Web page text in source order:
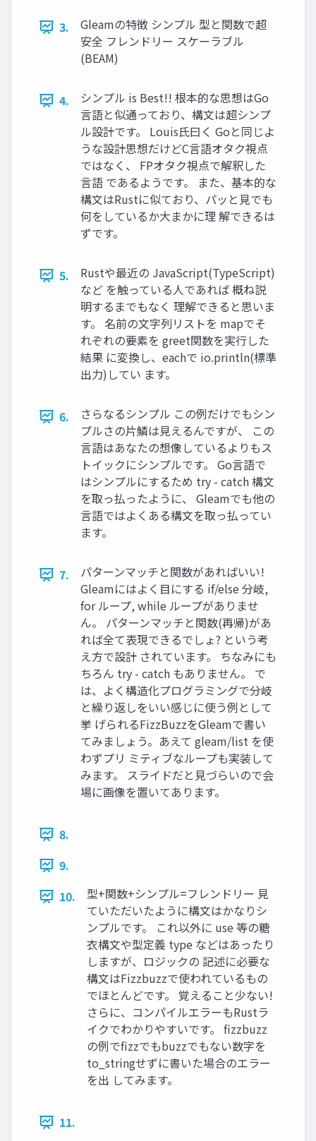
3.
Gleamの特徴 シンプル 型と関数で超
安全 フレンドリー スケーラブル
(BEAM)
4.
シンプル is Best!! 根本的な思想はGo
言語と似通っており、構文は超シンプ
ル設計です。 Louis氏曰く Goと同じよ
うな設計思想だけどC言語オタク視点
ではなく、 FPオタク視点で解釈した
言語 であるようです。 また、基本的な
構文はRustに似ており、パッと見でも
何をしているか大まかに理 解できるは
ずです。
5.
Rustや最近の JavaScript(TypeScript)
など を触っている人であれば 概ね説
明するまでもなく 理解できると思いま
す。 名前の文字列リストを mapでそ
れぞれの要素を greet関数を実行した
結果 に変換し、eachで io.println(標準
出力)してい ます。
6.
さらなるシンプル この例だけでもシン
プルさの片鱗は見えるんですが、 この
言語はあなたの想像しているよりもス
トイックにシンプルです。 Go言語で
はシンプルにするため try - catch 構文
を取っ払ったように、 Gleamでも他の
言語ではよくある構文を取っ払ってい
ます。
7.
パターンマッチと関数があればいい!
Gleamにはよく目にする if/else 分岐,
for ループ, while ループがありませ
ん。 パターンマッチと関数(再帰)があ
れば全て表現できるでしょ? という考
え方で設計 されています。 ちなみにも
ちろん try - catch もありません。 で
は、よく構造化プログラミングで分岐
と繰り返しをいい感じに使う例として
挙 げられるFizzBuzzをGleamで書い
てみましょう。あえて gleam/list を使
わずプリ ミティブなループも実装して
みます。 スライドだと見づらいので会
場に画像を置いてあります。
8.
9.
10.
型+関数+シンプル=フレンドリー 見
ていただいたように構文はかなりシ
ンプルです。 これ以外に use 等の糖
衣構文や型定義 type などはあったり
しますが、ロジックの 記述に必要な
構文はFizzbuzzで使われているもの
でほとんどです。 覚えること少ない!
さらに、コンパイルエラーもRustラ
イクでわかりやすいです。 fizzbuzz
の例でfizzでもbuzzでもない数字を
to_stringせずに書いた場合のエラー
を出 してみます。
11.